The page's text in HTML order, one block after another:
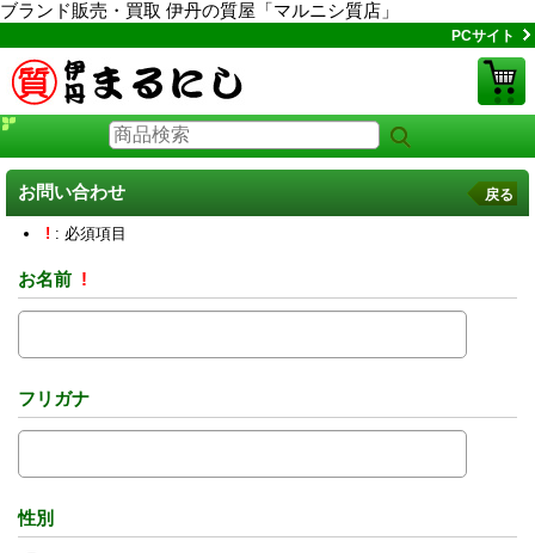
ブランド販売・買取 伊丹の質屋「マルニシ質店」
PCサイト
お問い合わせ 戻る
! : 必須項目
お名前 !
フリガナ
性別